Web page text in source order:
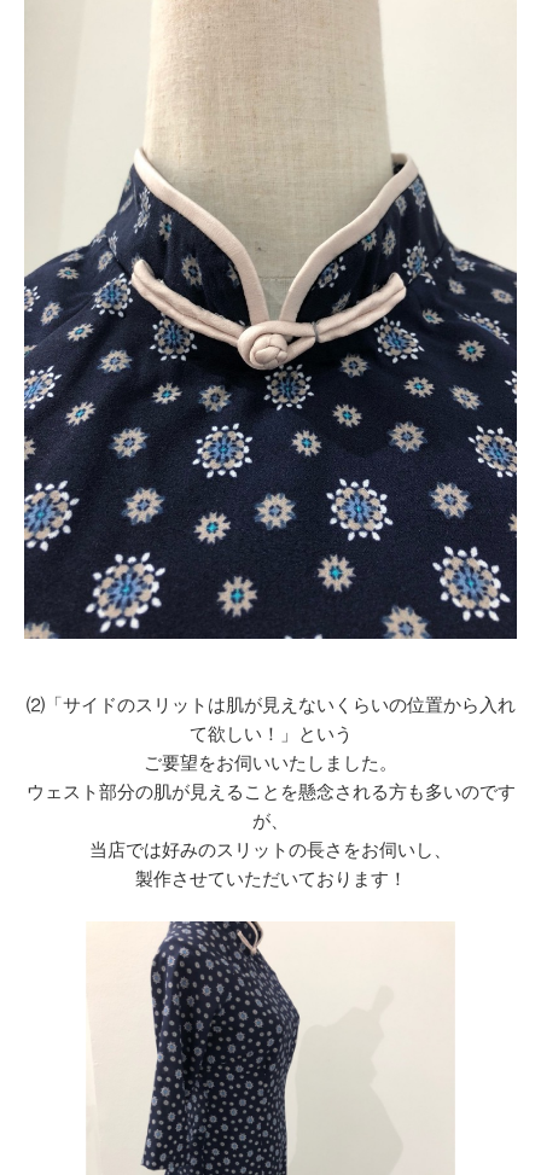
⑵「サイドのスリットは肌が見えないくらいの位置から入れ
て欲しい！」という
ご要望をお伺いいたしました。
ウェスト部分の肌が見えることを懸念される方も多いのです
が、
当店では好みのスリットの長さをお伺いし、
製作させていただいております！